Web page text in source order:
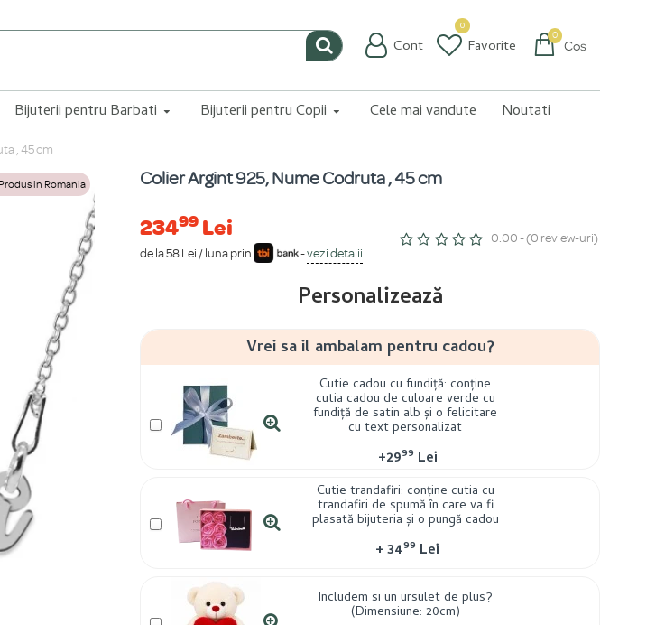
Cont Favorite
0
Coș
0
Bijuterii pentru Barbati Bijuterii pentru Copii Cele mai vandute Noutati
, 45 cm
Produs in Romania Colier Argint 925, Nume Codruta , 45 cm
23499 Lei
de la 58 Lei / luna prin -vezi detalii
0.00 - (0 review-uri)
Personalizează
Vrei sa il ambalam pentru cadou?
Cutie cadou cu fundiță: conține
cutia cadou de culoare verde cu
fundiță de satin alb și o felicitare
cu text personalizat
+2999 Lei
Cutie trandafiri: conține cutia cu
trandafiri de spumă în care va fi
plasată bijuteria și o pungă cadou
+3499 Lei
Includem si un ursulet de plus?
(Dimensiune: 20cm)